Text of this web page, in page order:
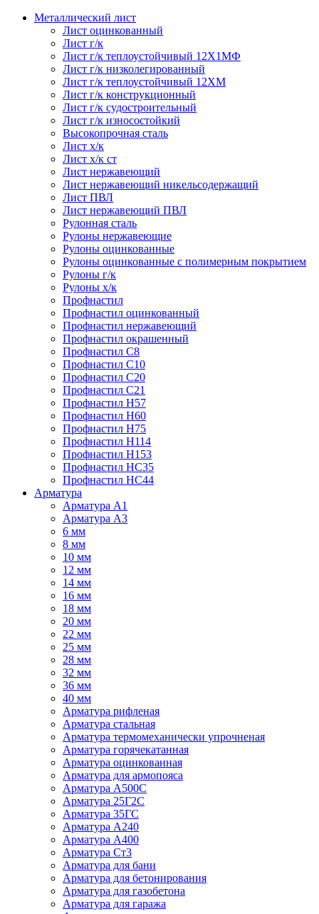
Металлический лист
Лист оцинкованный
Лист г/к
Лист г/к теплоустойчивый 12Х1МФ
Лист г/к низколегированный
Лист г/к теплоустойчивый 12ХМ
Лист г/к конструкционный
Лист г/к судостроительный
Лист г/к износостойкий
Высокопрочная сталь
Лист х/к
Лист х/к ст
Лист нержавеющий
Лист нержавеющий никельсодержащий
Лист ПВЛ
Лист нержавеющий ПВЛ
Рулонная сталь
Рулоны нержавеющие
Рулоны оцинкованные
Рулоны оцинкованные с полимерным покрытием
Рулоны г/к
Рулоны х/к
Профнастил
Профнастил оцинкованный
Профнастил нержавеющий
Профнастил окрашенный
Профнастил С8
Профнастил С10
Профнастил С20
Профнастил С21
Профнастил Н57
Профнастил Н60
Профнастил Н75
Профнастил Н114
Профнастил Н153
Профнастил НС35
Профнастил НС44
Арматура
Арматура А1
Арматура А3
6 мм
8 мм
10 мм
12 мм
14 мм
16 мм
18 мм
20 мм
22 мм
25 мм
28 мм
32 мм
36 мм
40 мм
Арматура рифленая
Арматура стальная
Арматура термомеханически упрочненая
Арматура горячекатанная
Арматура оцинкованная
Арматура для армопояса
Арматура A500С
Арматура 25Г2С
Арматура 35ГС
Арматура А240
Арматура А400
Арматура Ст3
Арматура для бани
Арматура для бетонирования
Арматура для газобетона
Арматура для гаража